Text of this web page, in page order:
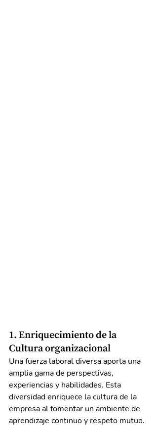
1. Enriquecimiento de la
Cultura organizacional
Una fuerza laboral diversa aporta una
amplia gama de perspectivas,
experiencias y habilidades. Esta
diversidad enriquece la cultura de la
empresa al fomentar un ambiente de
aprendizaje continuo y respeto mutuo.